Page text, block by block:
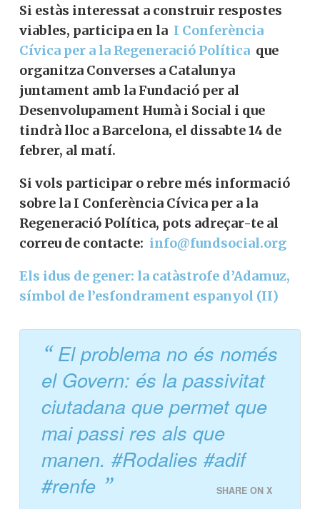
Si estàs interessat a construir respostes
viables, participa en la I Conferència
Cívica per a la Regeneració Política que
organitza Converses a Catalunya
juntament amb la Fundació per al
Desenvolupament Humà i Social i que
tindrà lloc a Barcelona, ​​el dissabte 14 de
febrer, al matí.
Si vols participar o rebre més informació
sobre la I Conferència Cívica per a la
Regeneració Política, pots adreçar-te al
correu de contacte: info@fundsocial.org
Els idus de gener: la catàstrofe d’Adamuz,
símbol de l’esfondrament espanyol (II)
El problema no és només
el Govern: és la passivitat
ciutadana que permet que
mai passi res als que
manen. #Rodalies #adif
#renfe
SHARE ON X